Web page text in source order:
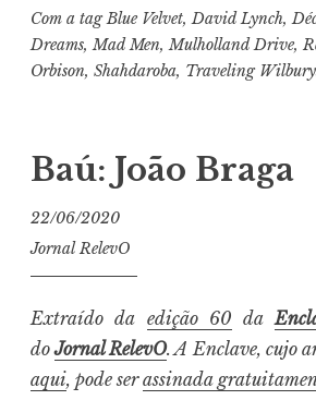
Com a tagBlue Velvet,David Lynch,
Dreams,Mad Men,Mulholland Drive,
Orbison, Shahdaroba, Traveling
Baú: João Braga
22/06/2020
Jornal RelevO
Extraído da edição 60 da
doJornal RelevO. A Enclave, cujo
aqui, pode serassinada